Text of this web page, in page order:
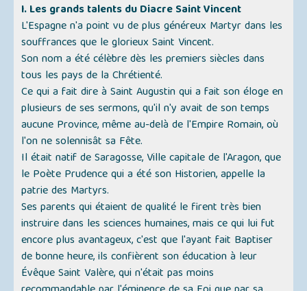
I. Les grands talents du Diacre Saint Vincent
L'Espagne n'a point vu de plus généreux Martyr dans les
souffrances que le glorieux Saint Vincent.
Son nom a été célèbre dès les premiers siècles dans
tous les pays de la Chrétienté.
Ce qui a fait dire à Saint Augustin qui a fait son éloge en
plusieurs de ses sermons, qu'il n'y avait de son temps
aucune Province, même au-delà de l'Empire Romain, où
l'on ne solennisât sa Fête.
Il était natif de Saragosse, Ville capitale de l'Aragon, que
le Poète Prudence qui a été son Historien, appelle la
patrie des Martyrs.
Ses parents qui étaient de qualité le firent très bien
instruire dans les sciences humaines, mais ce qui lui fut
encore plus avantageux, c'est que l'ayant fait Baptiser
de bonne heure, ils confièrent son éducation à leur
Évêque Saint Valère, qui n'était pas moins